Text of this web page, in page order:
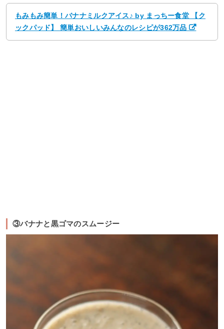
もみもみ簡単！バナナミルクアイス♪ by まっちー食堂 【ク
ックパッド】 簡単おいしいみんなのレシピが362万品
③バナナと黒ゴマのスムージー